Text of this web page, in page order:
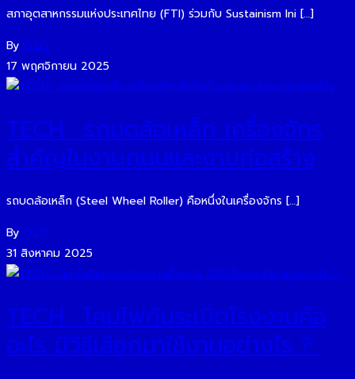
สภาอุตสาหกรรมแห่งประเทศไทย (FTI) ร่วมกับ Sustainism Ini […]
By O2O
17 พฤศจิกายน 2025
TECH : รถบดล้อเหล็ก เครื่องจักร
สำคัญในงานถนนและงานก่อสร้าง
รถบดล้อเหล็ก (Steel Wheel Roller) คือหนึ่งในเครื่องจักร […]
By O2O
31 สิงหาคม 2025
TECH : โคมไฟกันระเบิดโรงงานคือ
อะไร มีวิธีเลือกมาใช้งานอย่างไร ?